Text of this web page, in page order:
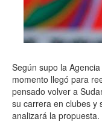
Según supo la
momento llegó para
pensado volver a
su carrera en clubes y
analizará la propuesta.